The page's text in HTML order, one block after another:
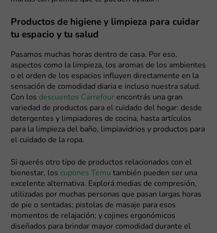
Productos de higiene y limpieza para cuidar
tu espacio y tu salud
Pasamos muchas horas dentro de casa. Por eso,
aspectos como la limpieza, los aromas de los ambientes
o el orden de los espacios influyen directamente en la
sensación de comodidad diaria e incluso nuestra salud.
Con los descuentos Carrefour encontrás una gran
variedad de productos para el cuidado del hogar: desde
detergentes y limpiadores de cocina, hasta artículos
para la limpieza del baño, limpiavidrios y productos para
el cuidado de la ropa.
Si querés otro tipo de productos relacionados con el
bienestar, los cupones Temu también pueden ser una
excelente alternativa. Explorá medias de compresión,
utilizadas por muchas personas que pasan largas horas
de pie o sentadas; pistolas de masaje para esos
momentos de relajación; y cojines ergonómicos
diseñados para brindar mayor comodidad durante el